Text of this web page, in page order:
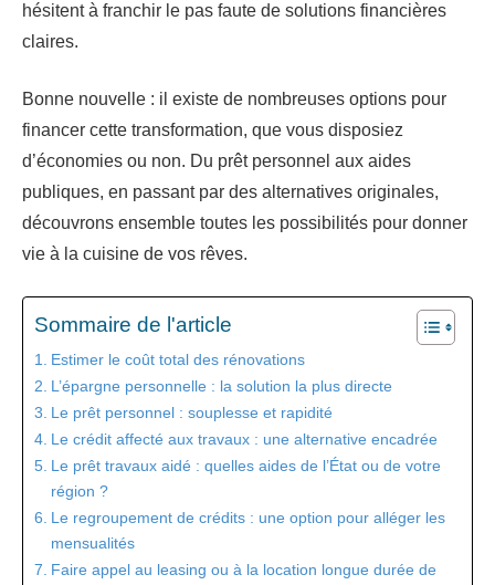
hésitent à franchir le pas faute de solutions financières
claires.
Bonne nouvelle : il existe de nombreuses options pour
financer cette transformation, que vous disposiez
d’économies ou non. Du prêt personnel aux aides
publiques, en passant par des alternatives originales,
découvrons ensemble toutes les possibilités pour donner
vie à la cuisine de vos rêves.
Sommaire de l'article
Estimer le coût total des rénovations
L’épargne personnelle : la solution la plus directe
Le prêt personnel : souplesse et rapidité
Le crédit affecté aux travaux : une alternative encadrée
Le prêt travaux aidé : quelles aides de l’État ou de votre
région ?
Le regroupement de crédits : une option pour alléger les
mensualités
Faire appel au leasing ou à la location longue durée de